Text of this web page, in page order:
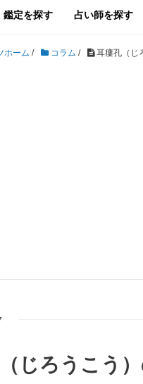
鑑定を探す 占い師を探す
ホーム / コラム / 耳瘻孔（じ
じろうこう